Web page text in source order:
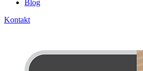
Blog
Kontakt